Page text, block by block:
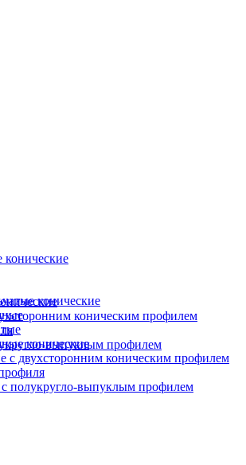
конические
коническим профилем
выпуклым профилем
конические
конические
с двухсторонним коническим профилем
полукругло-выпуклым профилем